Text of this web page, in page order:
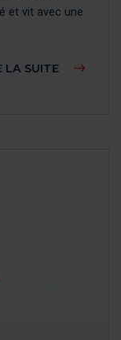
et vit avec une
LA SUITE À